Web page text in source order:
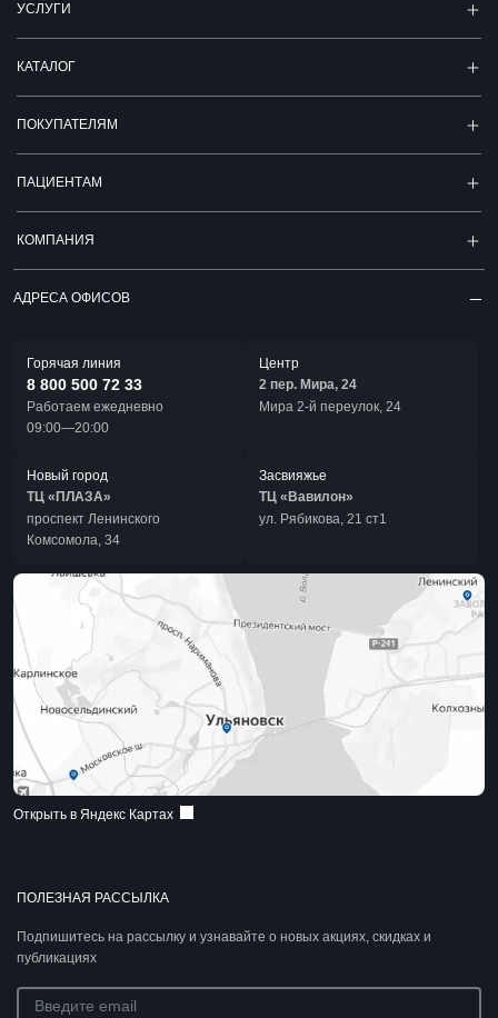
ПОЛЕЗНАЯ РАССЫЛКА
Подпишитесь на рассылку и узнавайте о новых акциях, скидках и
публикациях
УСЛУГИ
КАТАЛОГ
ПОКУПАТЕЛЯМ
ПАЦИЕНТАМ
КОМПАНИЯ
АДРЕСА ОФИСОВ
Горячая линия
8 800 500 72 33
Работаем ежедневно
09:00—20:00
Центр
2 пер. Мира, 24
Мира 2-й переулок, 24
Новый город
ТЦ «ПЛАЗА»
проспект Ленинского
Комсомола, 34
Засвияжье
ТЦ «Вавилон»
ул. Рябикова, 21 ст1
Открыть в Яндекс Картах